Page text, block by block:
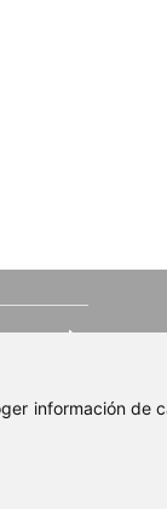
información de